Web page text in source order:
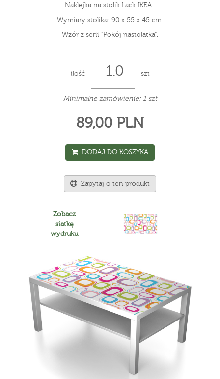
Naklejka na stolik Lack IKEA.
Wymiary stolika: 90 x 55 x 45 cm.
Wzór z serii "Pokój nastolatka".
ilość szt
Minimalne zamówienie: 1 szt
89,00 PLN
DODAJ DO KOSZYKA
Zapytaj o ten produkt
Zobacz
siatkę
wydruku